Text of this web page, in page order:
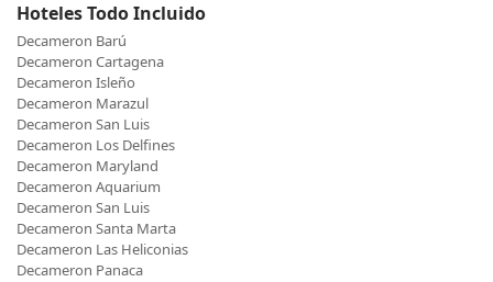
Hoteles Todo Incluido
Decameron Barú
Decameron Cartagena
Decameron Isleño
Decameron Marazul
Decameron San Luis
Decameron Los Delfines
Decameron Maryland
Decameron Aquarium
Decameron San Luis
Decameron Santa Marta
Decameron Las Heliconias
Decameron Panaca